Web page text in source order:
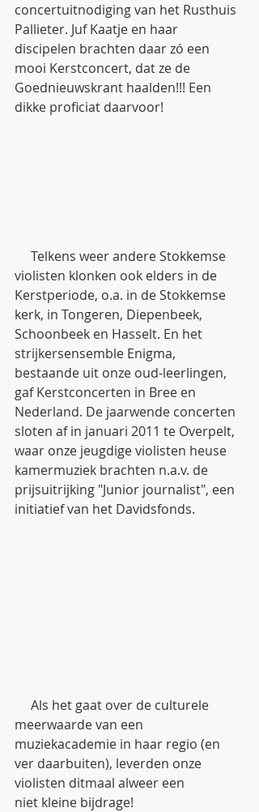
concertuitnodiging van het Rusthuis
Pallieter. Juf Kaatje en haar
discipelen brachten daar zó een
mooi Kerstconcert, dat ze de
Goednieuwskrant haalden!!! Een
dikke proficiat daarvoor!
Telkens weer andere Stokkemse
violisten klonken ook elders in de
Kerstperiode, o.a. in de Stokkemse
kerk, in Tongeren, Diepenbeek,
Schoonbeek en Hasselt. En het
strijkersensemble Enigma,
bestaande uit onze oud-leerlingen,
gaf Kerstconcerten in Bree en
Nederland. De jaarwende concerten
sloten af in januari 2011 te Overpelt,
waar onze jeugdige violisten heuse
kamermuziek brachten n.a.v. de
prijsuitrijking "Junior journalist", een
initiatief van het Davidsfonds.
Als het gaat over de culturele
meerwaarde van een
muziekacademie in haar regio (en
ver daarbuiten), leverden onze
violisten ditmaal alweer een
niet kleine bijdrage!